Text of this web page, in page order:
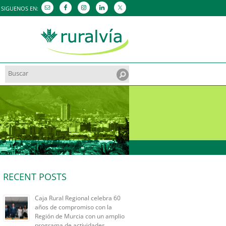
SIGUENOS EN:
Search
for:
RECENT POSTS
Caja Rural Regional celebra 60
años de compromiso con la
Región de Murcia con un amplio